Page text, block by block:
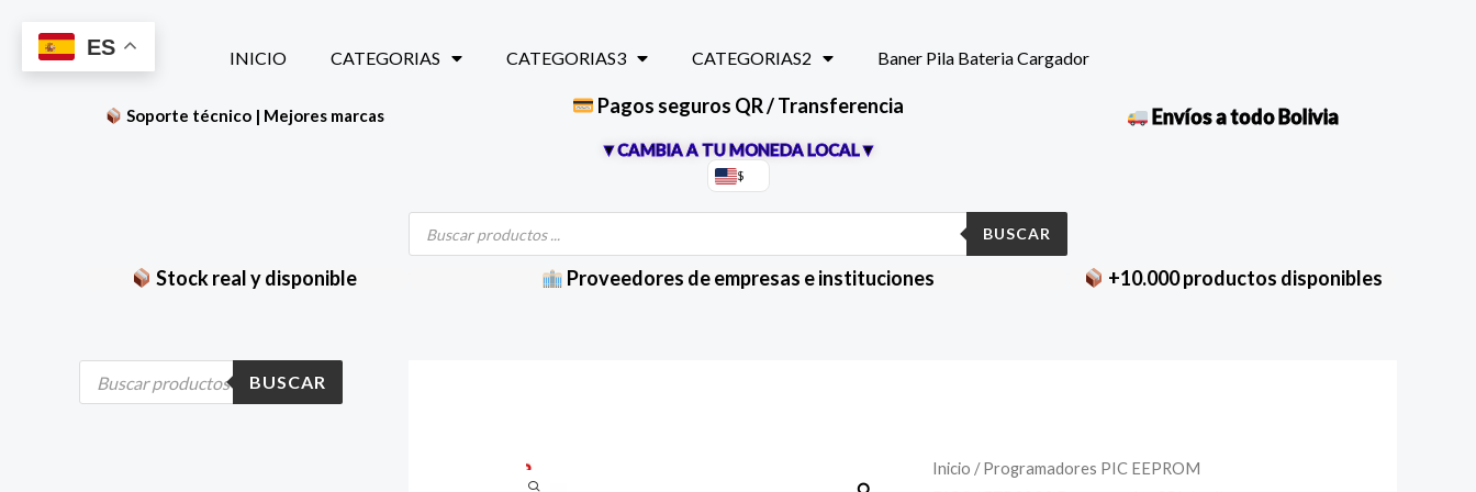
contenido
INICIO CATEGORIAS CATEGORIAS3 CATEGORIAS2 Baner Pila Bateria Cargador
Soporte técnico | Mejores marcas Pagos seguros QR / Transferencia Envíos a todo Bolivia
▼CAMBIA A TU MONEDA LOCAL▼
$
Búsqueda
productos
BUSCAR
Stock real y disponible Proveedores de empresas e instituciones +10.000 productos disponibles
B
s
BUSCAR
Inicio /Programadores PIC EEPROM
EZP2023
ES